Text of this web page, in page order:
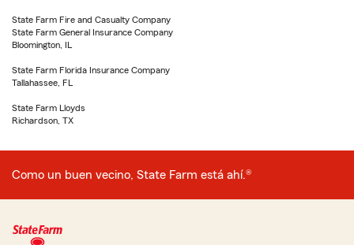
State Farm Fire and Casualty Company
State Farm General Insurance Company
Bloomington, IL
State Farm Florida Insurance Company
Tallahassee, FL
State Farm Lloyds
Richardson, TX
Como un buen vecino, State Farm está ahí.®